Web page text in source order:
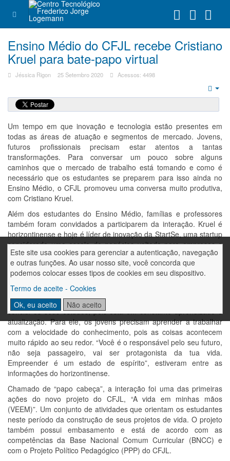
Este site usa cookies para gerenciar a autenticação, navegação
e outras funções. Ao usar nosso site, você concorda que
podemos colocar esses tipos de cookies em seu dispositivo.
Termo de aceite - Cookies
Ok, eu aceito
Não aceito
Ensino Médio do CFJL recebe Cristiano
Kruel para bate-papo virtual
Jéssica Rigon 25 Setembro 2020 Acessos: 4498
Um tempo em que inovação e tecnologia estão presentes em
todas as áreas de atuação e segmentos de mercado. Jovens,
futuros profissionais precisam estar atentos a tantas
transformações. Para conversar um pouco sobre alguns
caminhos que o mercado de trabalho está tomando e como é
necessário que os estudantes se preparem para isso ainda no
Ensino Médio, o CFJL promoveu uma conversa muito produtiva,
com Cristiano Kruel.
Além dos estudantes do Ensino Médio, famílias e professores
também foram convidados a participarem da interação. Kruel é
horizontinense e hoje é líder de inovação da StartSe, uma startup
considerada uma escola de negócios voltada para empresas e
profissionais, que buscam competitividade e relevância na nova
economia.
Em uma fala e apresentação extremamente dinâmica e
provocativa, além de novas perspectivas, Kruel trouxe muitas
reflexões acerca do aprender, afirmando que hoje, ninguém
conclui os seus estudos, pois está em constante aprendizado e
atualização. Para ele, os jovens precisam aprender a trabalhar
com a velocidade do conhecimento, pois as coisas acontecem
muito rápido ao seu redor. “Você é o responsável pelo seu futuro,
não seja passageiro, vai ser protagonista da tua vida.
Empreender é um estado de espírito”, estiveram entre as
informações do horizontinense.
Chamado de “papo cabeça”, a interação foi uma das primeiras
ações do novo projeto do CFJL, “A vida em minhas mãos
(VEEM)”. Um conjunto de atividades que orientam os estudantes
neste período da construção de seus projetos de vida. O projeto
também possui embasamento e está de acordo com as
competências da Base Nacional Comum Curricular (BNCC) e
com o Projeto Político Pedagógico (PPP) do CFJL.